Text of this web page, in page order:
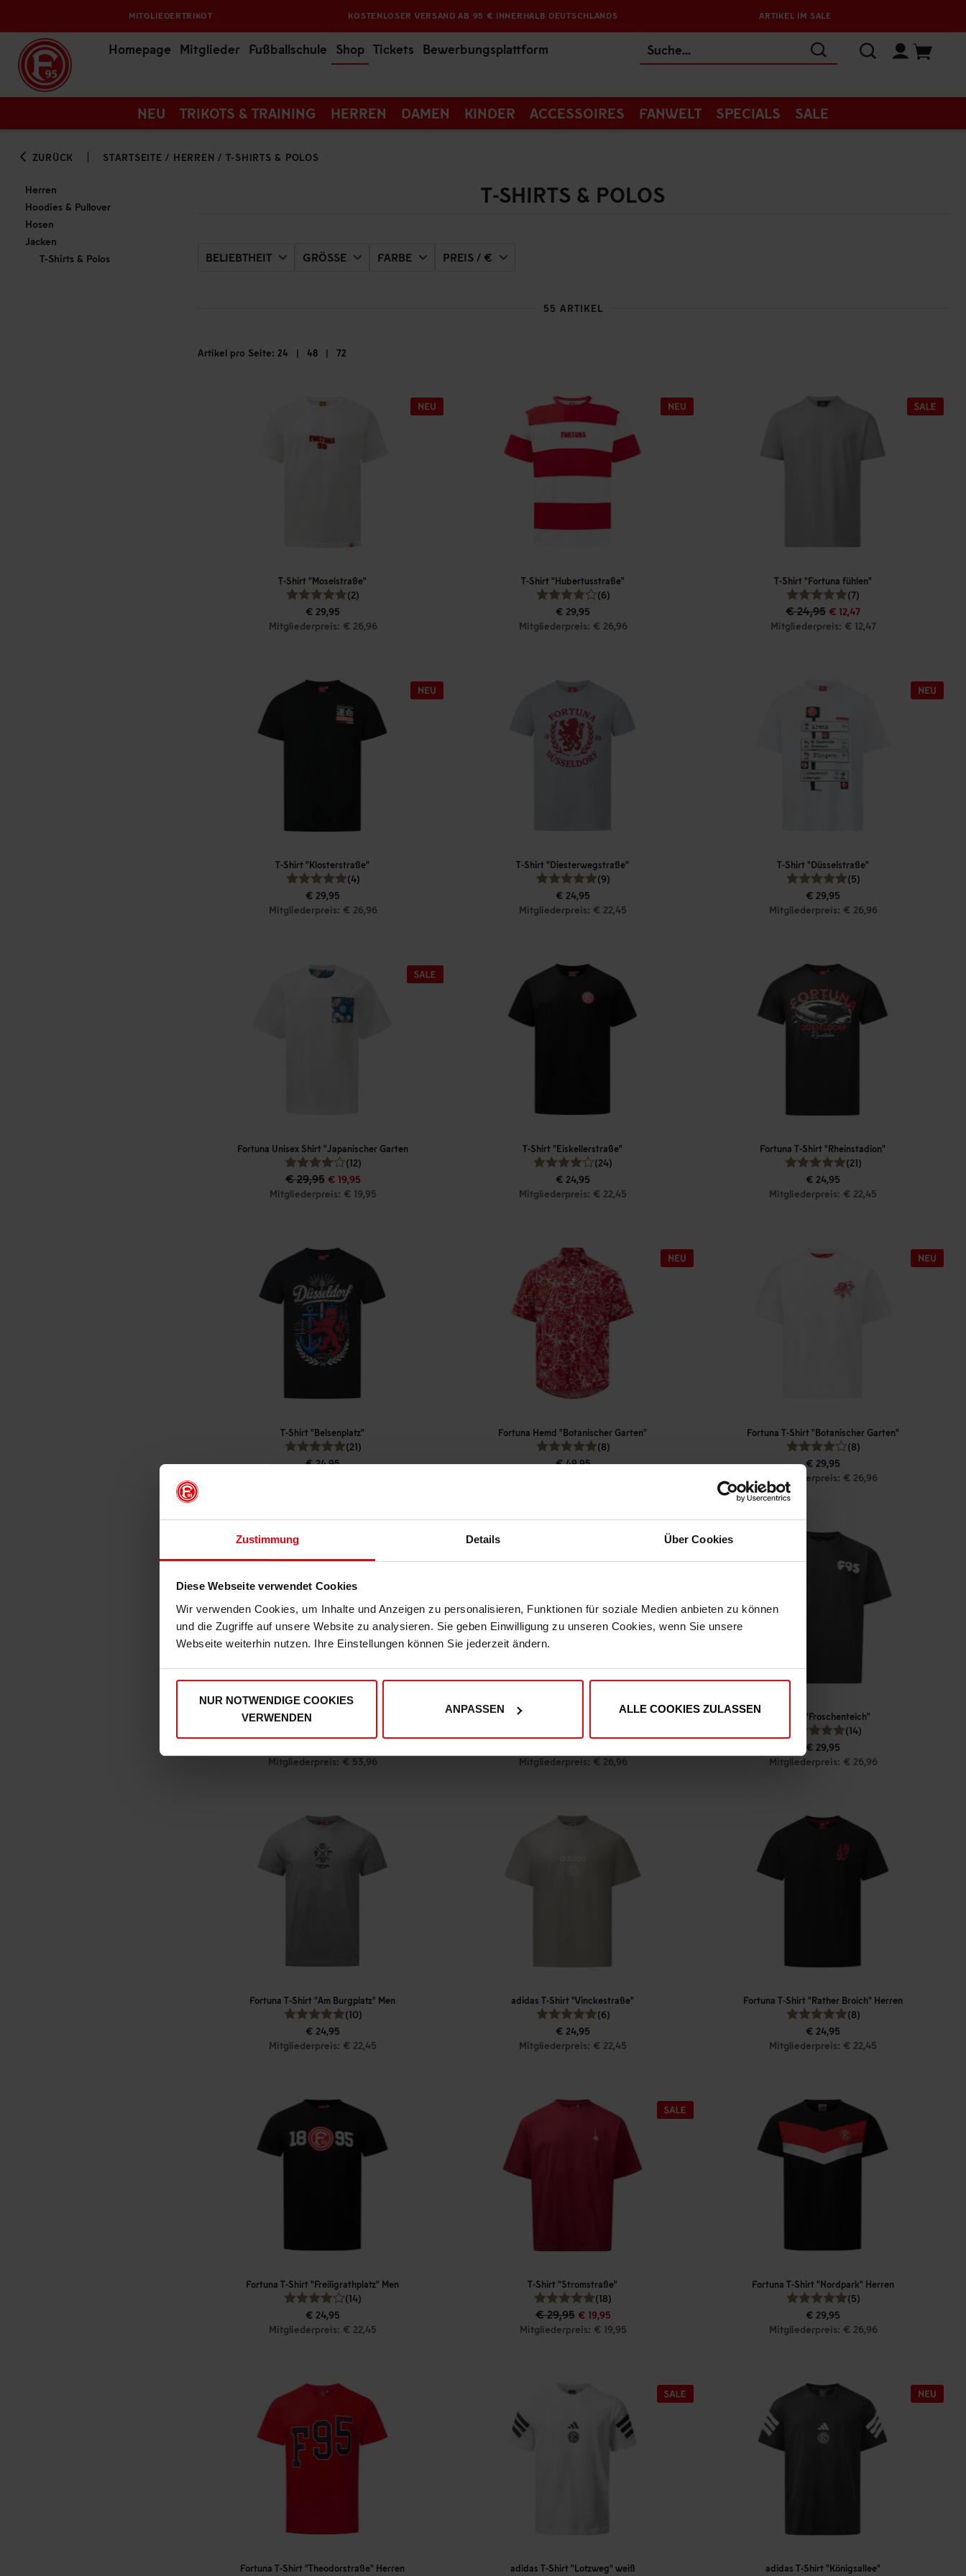
Zustimmung Details Über Cookies
Diese Webseite verwendet Cookies
Wir verwenden Cookies, um Inhalte und Anzeigen zu personalisieren, Funktionen für soziale Medien anbieten zu können
und die Zugriffe auf unsere Website zu analysieren. Sie geben Einwilligung zu unseren Cookies, wenn Sie unsere
Webseite weiterhin nutzen. Ihre Einstellungen können Sie jederzeit ändern.
NUR NOTWENDIGE COOKIES
VERWENDEN
ANPASSEN ALLE COOKIES ZULASSEN
MITGLIEDERTRIKOT KOSTENLOSER VERSAND AB 95 € INNERHALB DEUTSCHLANDS ARTIKEL IM SALE
Homepage Mitglieder Fußballschule Shop Tickets Bewerbungsplattform
NEU TRIKOTS & TRAINING HERREN DAMEN KINDER ACCESSOIRES FANWELT SPECIALS SALE
ZURÜCK STARTSEITE / HERREN / T-SHIRTS & POLOS
Herren
Hoodies & Pullover
Hosen
Jacken
T-Shirts & Polos
T-SHIRTS & POLOS
BELIEBTHEIT GRÖSSE FARBE PREIS / €
55 ARTIKEL
Artikel pro Seite: 24 | 48 | 72
T-Shirt "Moselstraße"
(2)
€ 29,95
Mitgliederpreis: € 26,96
T-Shirt "Hubertusstraße"
(6)
€ 29,95
Mitgliederpreis: € 26,96
T-Shirt "Fortuna fühlen"
(7)
€ 24,95 € 12,47
Mitgliederpreis: € 12,47
T-Shirt "Klosterstraße"
(4)
€ 29,95
Mitgliederpreis: € 26,96
T-Shirt "Diesterwegstraße"
(9)
€ 24,95
Mitgliederpreis: € 22,45
T-Shirt "Düsselstraße"
(5)
€ 29,95
Mitgliederpreis: € 26,96
Fortuna Unisex Shirt "Japanischer Garten
(12)
€ 29,95 € 19,95
Mitgliederpreis: € 19,95
T-Shirt "Eiskellerstraße"
(24)
€ 24,95
Mitgliederpreis: € 22,45
Fortuna T-Shirt "Rheinstadion"
(21)
€ 24,95
Mitgliederpreis: € 22,45
T-Shirt "Belsenplatz"
(21)
€ 24,95
Fortuna Hemd "Botanischer Garten"
(8)
€ 49,95
Fortuna T-Shirt "Botanischer Garten"
(8)
€ 29,95
Mitgliederpreis: € 26,96
Fortuna x adidas T-Shirt "Originals" Off-White
Mitgliederpreis: € 53,96
Fortuna T-Shirt "Reeser Platz"
Mitgliederpreis: € 26,96
T-Shirt "Froschenteich"
(14)
€ 29,95
Mitgliederpreis: € 26,96
Fortuna T-Shirt "Am Burgplatz" Men
(10)
€ 24,95
Mitgliederpreis: € 22,45
adidas T-Shirt "Vinckestraße"
(6)
€ 24,95
Mitgliederpreis: € 22,45
Fortuna T-Shirt "Rather Broich" Herren
(8)
€ 24,95
Mitgliederpreis: € 22,45
Fortuna T-Shirt "Freiligrathplatz" Men
(14)
€ 24,95
Mitgliederpreis: € 22,45
T-Shirt "Stromstraße"
(18)
€ 29,95 € 19,95
Mitgliederpreis: € 19,95
Fortuna T-Shirt "Nordpark" Herren
(5)
€ 29,95
Mitgliederpreis: € 26,96
Fortuna T-Shirt "Theodorstraße" Herren adidas T-Shirt "Lotzweg" weiß adidas T-Shirt "Königsallee"